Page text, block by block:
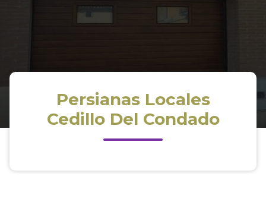
Persianas Locales
Cedillo Del Condado